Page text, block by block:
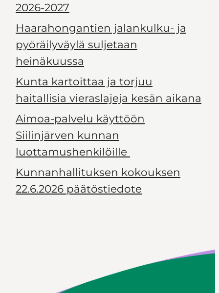
2026-2027
Haarahongantien jalankulku- ja
pyöräilyväylä suljetaan
heinäkuussa
Kunta kartoittaa ja torjuu
haitallisia vieraslajeja kesän aikana
Aimoa-palvelu käyttöön
Siilinjärven kunnan
luottamushenkilöille
Kunnanhallituksen kokouksen
22.6.2026 päätöstiedote